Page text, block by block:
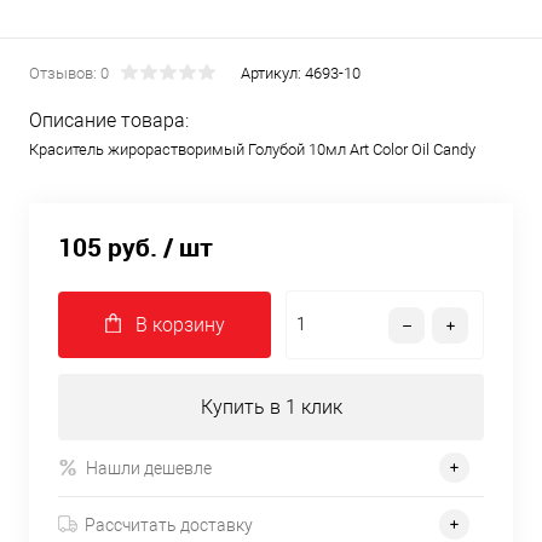
Отзывов: 0 Артикул: 4693-10
Описание товара:
Краситель жирорастворимый Голубой 10мл Art Color Oil Candy
105 руб. / шт
В корзину
Купить в 1 клик
Нашли дешевле
Рассчитать доставку